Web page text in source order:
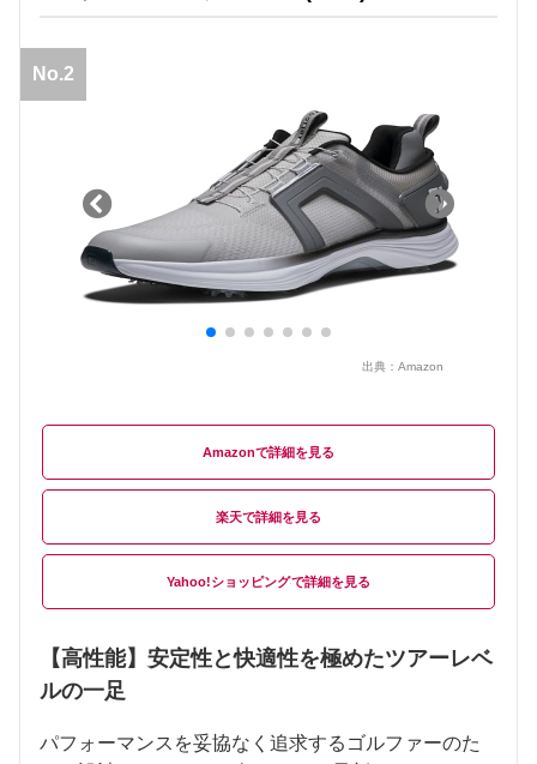
No.2
出典： Amazon
Amazon
楽天
Yahoo!ショッピング
【高性能】安定性と快適性を極めたツアーレベ
ルの一足
パフォーマンスを妥協なく追求するゴルファーのた